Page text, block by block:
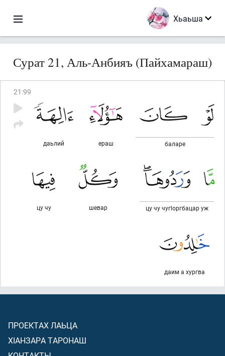
Хьаьша
Сурат 21, Аль-Анбияъ (Пайхамараш)
21 :99
баларе
ераш
даьлий
цу чу чугlоргбацар уж
шевар
цу чу
даим а хургва
ПРОЕКТАХ ЛАЬЦА
ХIАНЗАРА ТАРОНАШ